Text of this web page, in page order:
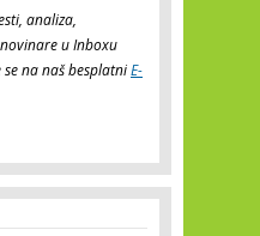
analiza,
u Inboxu
na naš besplatniE-